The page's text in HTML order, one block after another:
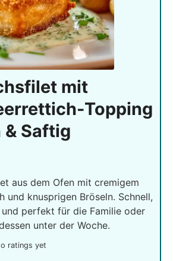
mit
Topping
& Saftig
aus dem Ofen mit cremigem
und knusprigen Bröseln. Schnell,
perfekt für die Familie oder
unter der Woche.
ratings yet